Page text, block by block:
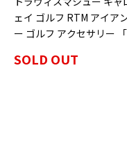
ェイ ゴルフ RTM アイア
ー ゴルフ アクセサリー 「
年春夏モデル日本正規品
SOLD OUT